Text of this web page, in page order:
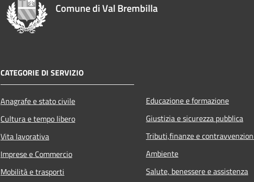
Comune di Val Brembilla
CATEGORIE DI SERVIZIO
Anagrafe e stato civile
Cultura e tempo libero
Vita lavorativa
Imprese e Commercio
Mobilità e trasporti
Educazione e formazione
Giustizia e sicurezza pubblica
Tributi,finanze e
Ambiente
Salute, benessere e assistenza